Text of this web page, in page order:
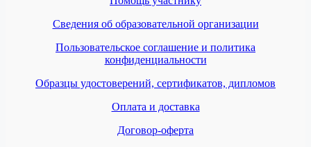
Сведения об образовательной организации
Пользовательское соглашение и политика
конфиденциальности
Образцы удостоверений, сертификатов, дипломов
Оплата и доставка
Договор-оферта